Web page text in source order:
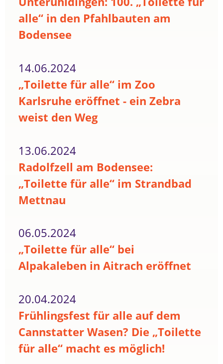
alle“ in den Pfahlbauten am
Bodensee
14.06.2024
„Toilette für alle“ im Zoo
Karlsruhe eröffnet - ein Zebra
weist den Weg
13.06.2024
Radolfzell am Bodensee:
„Toilette für alle“ im Strandbad
Mettnau
06.05.2024
„Toilette für alle“ bei
Alpakaleben in Aitrach eröffnet
20.04.2024
Frühlingsfest für alle auf dem
Cannstatter Wasen? Die „Toilette
für alle“ macht es möglich!